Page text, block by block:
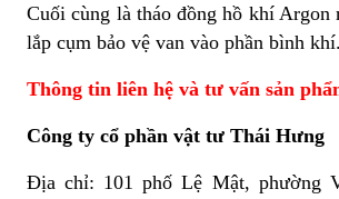
Cuối cùng là tháo đồng hồ khí
lắp cụm bảo vệ van vào phần bình khí.
Thông tin liên hệ và tư vấn sản
Công ty cổ phần vật tư Thái Hưng
Địa chỉ: 101 phố Lệ Mật, phường